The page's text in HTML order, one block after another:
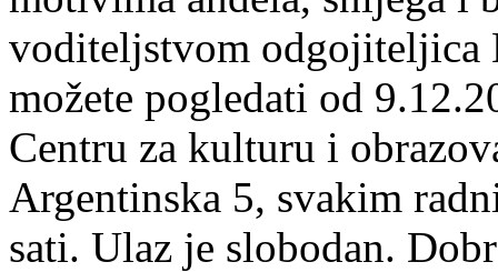
voditeljstvom odgojiteljica
možete pogledati od
Centru za kulturu i
Argentinska 5, svakim
sati. Ulaz je slobodan.